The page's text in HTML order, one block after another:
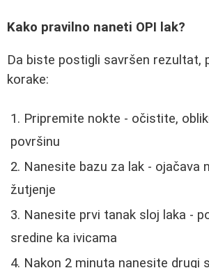
Kako pravilno naneti OPI lak?
Da biste postigli savršen rezultat,
korake:
Pripremite nokte - očistite,
površinu
Nanesite bazu za lak - ojačava
žutjenje
Nanesite prvi tanak sloj laka -
sredine ka ivicama
Nakon 2 minuta nanesite drugi